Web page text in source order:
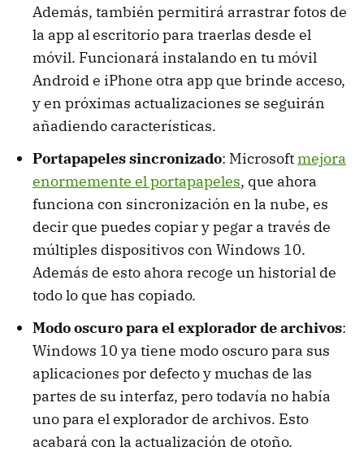
Además, también permitirá arrastrar fotos de
la app al escritorio para traerlas desde el
móvil. Funcionará instalando en tu móvil
Android e iPhone otra app que brinde acceso,
y en próximas actualizaciones se seguirán
añadiendo características.
Portapapeles sincronizado: Microsoftmejora
enormemente el portapapeles, que ahora
funciona con sincronización en la nube, es
decir que puedes copiar y pegar a través de
múltiples dispositivos con Windows 10.
Además de esto ahora recoge un historial de
todo lo que has copiado.
Modo oscuro para el explorador de archivos:
Windows 10 ya tiene modo oscuro para sus
aplicaciones por defecto y muchas de las
partes de su interfaz, pero todavía no había
uno para el explorador de archivos. Esto
acabará con la actualización de otoño.